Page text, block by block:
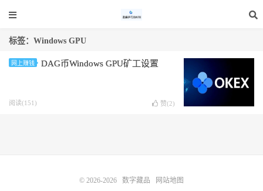
标签：Windows GPU
网上赚钱 DAG币Windows GPU矿工设置
阅读(151) 赞(2)
© 2026-2026 数字藏品 网站地图